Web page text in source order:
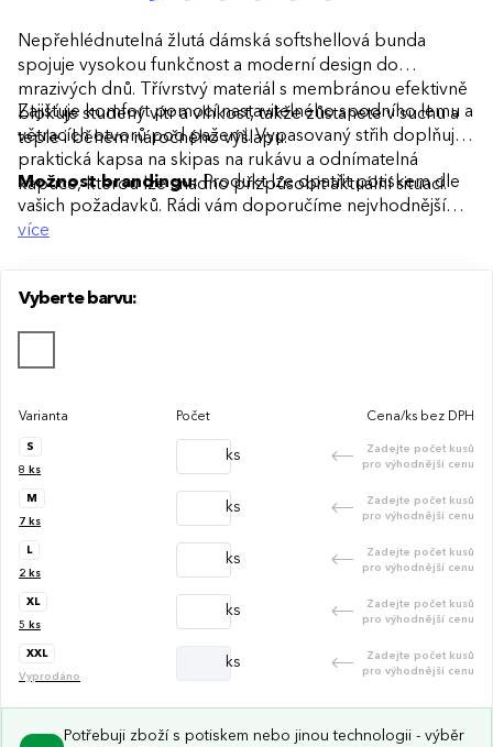
Nepřehlédnutelná žlutá dámská softshellová bunda
spojuje vysokou funkčnost a moderní design do
mrazivých dnů. Třívrstvý materiál s membránou efektivně
blokuje studený vítr a vlhkost, takže zůstanete v suchu a
teple i během náročného výšlapu.
Zajišťuje komfort pomocí nastavitelného spodního lemu a
větracích otvorů pod pažemi. Vypasovaný střih doplňuje
praktická kapsa na skipas na rukávu a odnímatelná
kapuce, kterou lze snadno přizpůsobit aktuální situaci.
Možnost brandingu:Produkt lze opatřit potiskem dle
vašich požadavků. Rádi vám doporučíme nejvhodnější
technologii potisku s ohledem na design i váš rozpočet.
více
Vyberte barvu:
Varianta Počet Cena/ks bez DPH
S
8 ks
ks
Zadejte počet kusů
pro výhodnější cenu
M
7 ks
ks
Zadejte počet kusů
pro výhodnější cenu
L
2 ks
ks
Zadejte počet kusů
pro výhodnější cenu
XL
5 ks
ks
Zadejte počet kusů
pro výhodnější cenu
XXL
Vyprodáno
ks
Zadejte počet kusů
pro výhodnější cenu
Potřebuji zboží s potiskem nebo jinou technologii - výběr